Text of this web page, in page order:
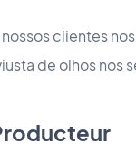
clientes
de olhos nos